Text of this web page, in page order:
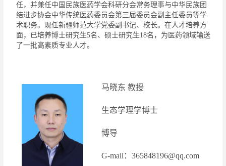
任，并兼任中国民族医药学会科研分会常务理事与中华民族团
结进步协会中华传统医药委员会第三届委员会副主任委员等学
术职务。 现任新疆师范大学党委副书记、校长。 在人才培养方
面，已培养博士研究生5名、硕士研究生18名，为医药领域输送
了一批高素质专业人才。
马晓东 教授
生态学理学博士
博导
G-mail ： 365848196@qq.com